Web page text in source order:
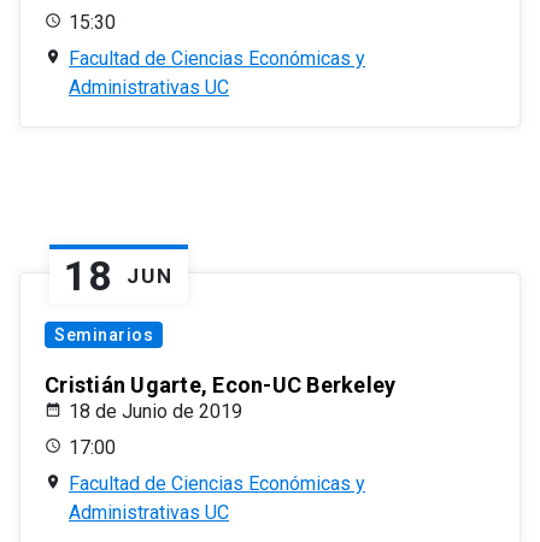
15:30
Facultad de Ciencias Económicas y
Administrativas UC
18 JUN
Seminarios
Cristián Ugarte, Econ-UC Berkeley
18 de Junio de 2019
17:00
Facultad de Ciencias Económicas y
Administrativas UC